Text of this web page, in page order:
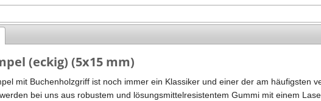
Lehrerstempel
Kinderstempel
(eckig) (5x15 mm)
mit Buchenholzgriff ist noch immer ein Klassiker und einer der am häufigsten
bei uns aus robustem und lösungsmittelresistentem Gummi mit einem